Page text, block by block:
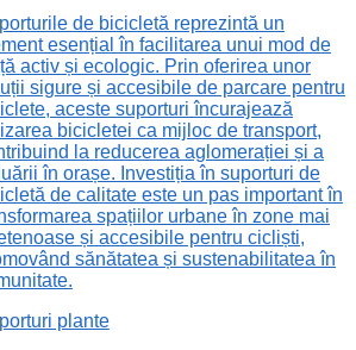
de bicicletă reprezintă un
esențial în facilitarea unui mod de
activ și ecologic. Prin oferirea unor
sigure și accesibile de parcare pentru
aceste suporturi încurajează
bicicletei ca mijloc de transport,
la reducerea aglomerației și a
în orașe. Investiția în suporturi de
de calitate este un pas important în
spațiilor urbane în zone mai
și accesibile pentru cicliști,
sănătatea și sustenabilitatea în
plante